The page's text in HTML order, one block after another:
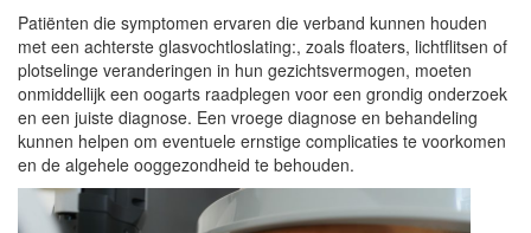
Patiënten die symptomen ervaren die verband kunnen houden
met een achterste glasvochtloslating:, zoals floaters, lichtflitsen of
plotselinge veranderingen in hun gezichtsvermogen, moeten
onmiddellijk een oogarts raadplegen voor een grondig onderzoek
en een juiste diagnose. Een vroege diagnose en behandeling
kunnen helpen om eventuele ernstige complicaties te voorkomen
en de algehele ooggezondheid te behouden.